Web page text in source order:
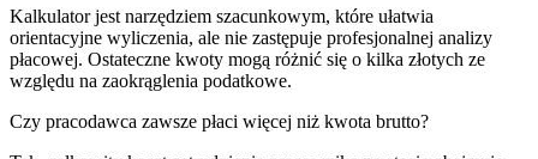
Kalkulator jest narzędziem szacunkowym, które ułatwia
orientacyjne wyliczenia, ale nie zastępuje profesjonalnej analizy
płacowej. Ostateczne kwoty mogą różnić się o kilka złotych ze
względu na zaokrąglenia podatkowe.
Czy pracodawca zawsze płaci więcej niż kwota brutto?